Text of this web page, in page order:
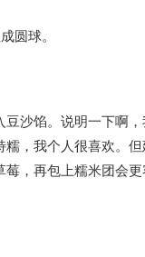
圆球。
沙馅。说明一下啊
，我个人很喜欢。
，再包上糯米团会